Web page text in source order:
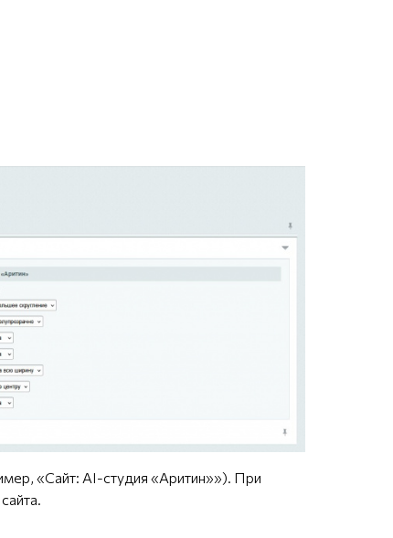
«Сайт: AI-студия «Аритин»»). При